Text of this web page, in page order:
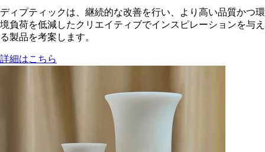
ディプティックは、継続的な改善を行い、より高い品質かつ環
境負荷を低減した​クリエイティブでインスピレーションを与え
る製品を考案します。
詳細はこちら